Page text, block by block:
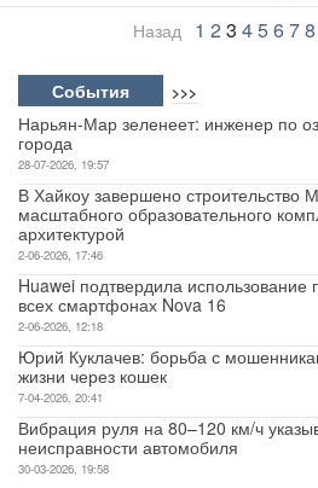
Назад 1 2 3 45678
События >>>
Нарьян-Мар зеленеет: инженер по
города
28-07-2026, 19:57
В Хайкоу завершено строительство
масштабного образовательного
архитектурой
2-06-2026, 17:46
Huawei подтвердила
всех смартфонах Nova 16
2-06-2026, 12:18
Юрий Куклачев: борьба с
жизни через кошек
7-04-2026, 20:41
Вибрация руля на 80–120 км/ч
неисправности автомобиля
30-03-2026, 19:58